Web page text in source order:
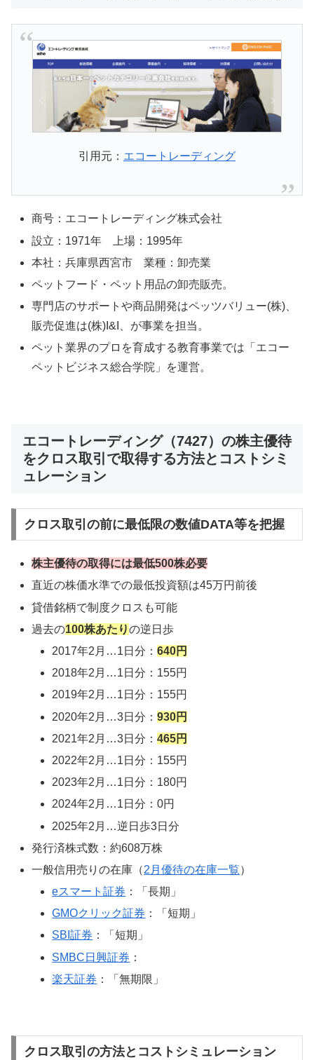
引用元： エコートレーディング
商号：エコートレーディング株式会社
設立：1971年 上場：1995年
本社：兵庫県西宮市 業種：卸売業
ペットフード・ペット用品の卸売販売。
専門店のサポートや商品開発はペッツバリュー(株)、
販売促進は(株)I&I、が事業を担当。
ペット業界のプロを育成する教育事業では「エコー
ペットビジネス総合学院」を運営。
エコートレーディング（7427）の株主優待
をクロス取引で取得する方法とコストシミ
ュレーション
クロス取引の前に最低限の数値DATA等を把握
株主優待の取得には最低500株必要
直近の株価水準での最低投資額は45万円前後
貸借銘柄で制度クロスも可能
過去の100株あたりの逆日歩
2017年2月…1日分：640円
2018年2月…1日分：155円
2019年2月…1日分：155円
2020年2月…3日分：930円
2021年2月…3日分：465円
2022年2月…1日分：155円
2023年2月…1日分：180円
2024年2月…1日分：0円
2025年2月…逆日歩3日分
発行済株式数：約608万株
一般信用売りの在庫（2月優待の在庫一覧）
eスマート証券 ：「長期」
GMOクリック証券 ：「短期」
SBI証券 ：「短期」
SMBC日興証券 ：
楽天証券 ：「無期限」
クロス取引の方法とコストシミュレーション